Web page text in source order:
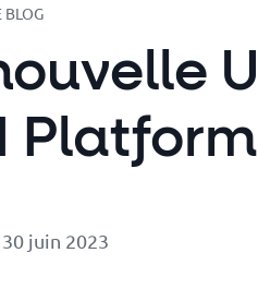
BLOG
Platform
juin 2023